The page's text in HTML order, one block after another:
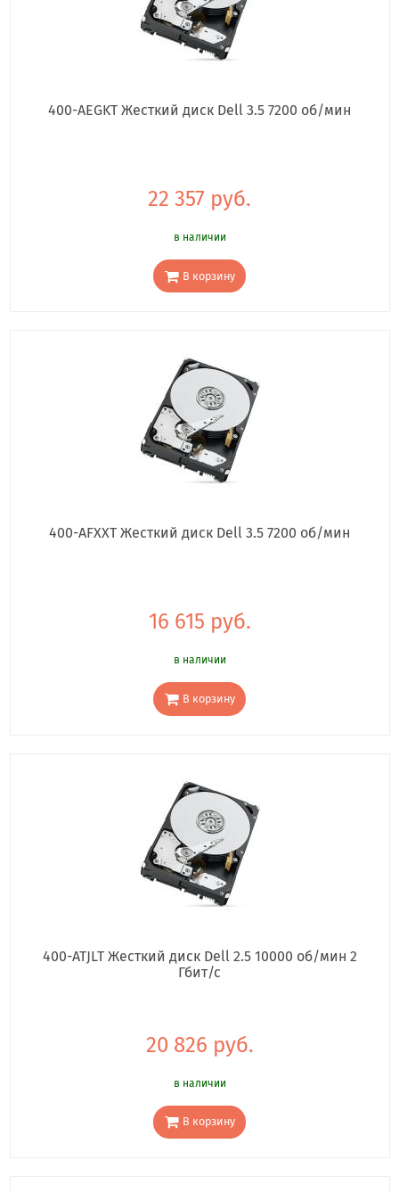
400-AEGKT Жесткий диск Dell 3.5 7200 об/мин
22 357 руб.
в наличии
В корзину
400-AFXXT Жесткий диск Dell 3.5 7200 об/мин
16 615 руб.
в наличии
В корзину
400-ATJLT Жесткий диск Dell 2.5 10000 об/мин 2
Гбит/с
20 826 руб.
в наличии
В корзину